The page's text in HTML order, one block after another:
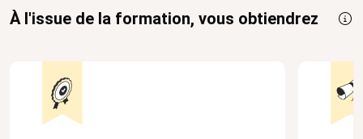
À l'issue de la formation, vous obtiendrez